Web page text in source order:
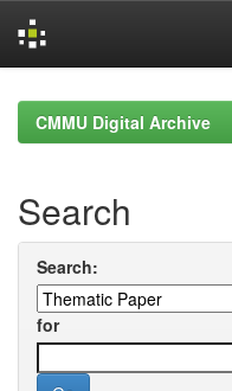
navigationCMMU Digital Archive
Search
Search:
for